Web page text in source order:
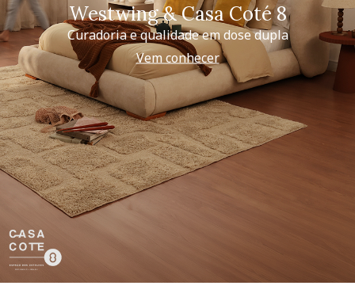
Westwing & Casa Coté 8
Curadoria e qualidade em dose dupla
Vem conhecer